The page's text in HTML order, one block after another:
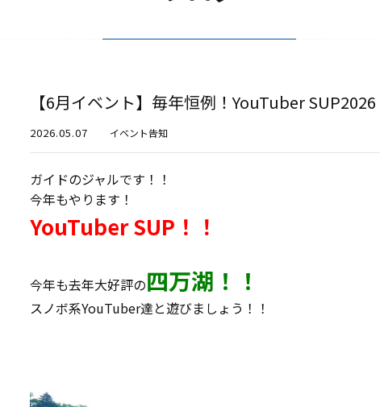
【6月イベント】毎年恒例！YouTuber
2026.05.07 イベント告知
ガイドのジャルです！！
今年もやります！
YouTuber SUP！！
今年も去年大好評の四万湖！！
スノボ系YouTuber達と遊びましょう！！